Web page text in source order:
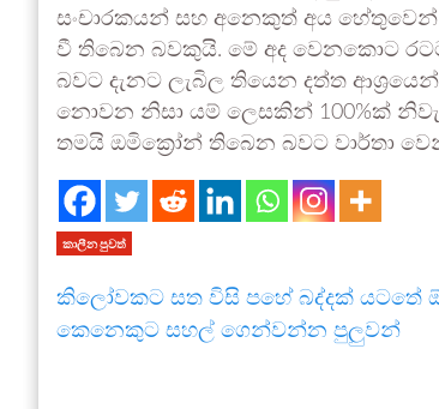
සංචාරකයන් සහ අනෙකුත් අය
වී තිබෙන බවකුයි. මේ අද වෙනකොට
බවට දැනට ලැබිල තියෙන දත්ත
නොවන නිසා යම් ලෙසකින් 100%ක්
තමයි ඔමික්‍රෝන් තිබෙන බවට වාර්තා
කාලීන පුවත්
කිලෝවකට සත විසි පහේ බද්දක් යටතේ
කෙනෙකුට සහල් ගෙන්වන්න පුලුවන්